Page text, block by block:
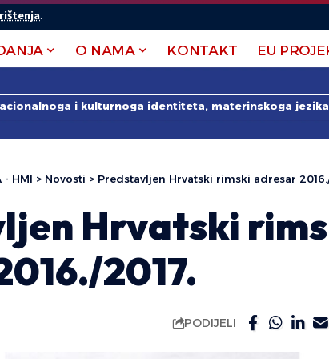
.
O NAMA KONTAKT EU
i kulturnoga identiteta, materinskoga
- HMI > Novosti > Predstavljen Hrvatski rimski adresar
Hrvatski
2017.
PODIJELI